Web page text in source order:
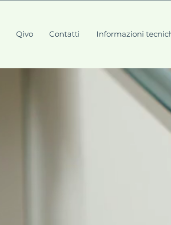
Qivo Contatti Informazioni